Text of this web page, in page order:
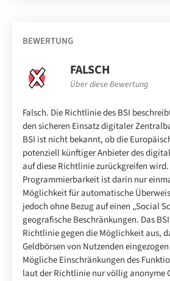
BEWERTUNG
FALSCH
Über diese Bewertung
Falsch. Die Richtlinie des BSI
den sicheren Einsatz digitaler
BSI ist nicht bekannt, ob die
potenziell künftiger Anbieter des
auf diese Richtlinie zurückgreifen
Programmierbarkeit ist darin nur
Möglichkeit für automatische
jedoch ohne Bezug auf einen „Social
geografische Beschränkungen. Das
Richtlinie gegen die Möglichkeit aus,
Geldbörsen von Nutzenden
Mögliche Einschränkungen des
laut der Richtlinie nur völlig anonyme